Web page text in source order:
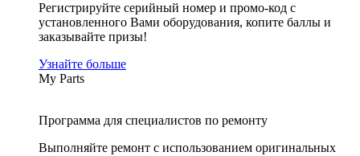
Регистрируйте серийный номер и промо-код с
установленного Вами оборудования, копите баллы и
заказывайте призы!
Узнайте больше
My Parts
Программа для специалистов по ремонту
Выполняйте ремонт с использованием оригинальных